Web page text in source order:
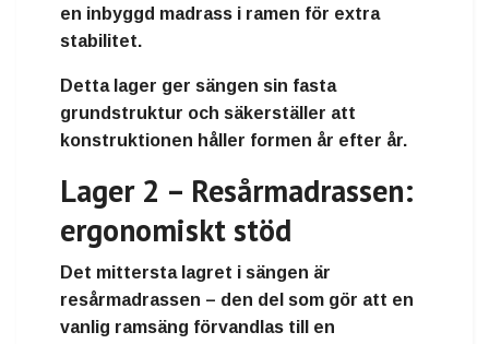
en inbyggd madrass i ramen för extra
stabilitet.
Detta lager ger sängen sin fasta
grundstruktur och säkerställer att
konstruktionen håller formen år efter år.
Lager 2 – Resårmadrassen:
ergonomiskt stöd
Det mittersta lagret i sängen är
resårmadrassen – den del som gör att en
vanlig ramsäng förvandlas till en